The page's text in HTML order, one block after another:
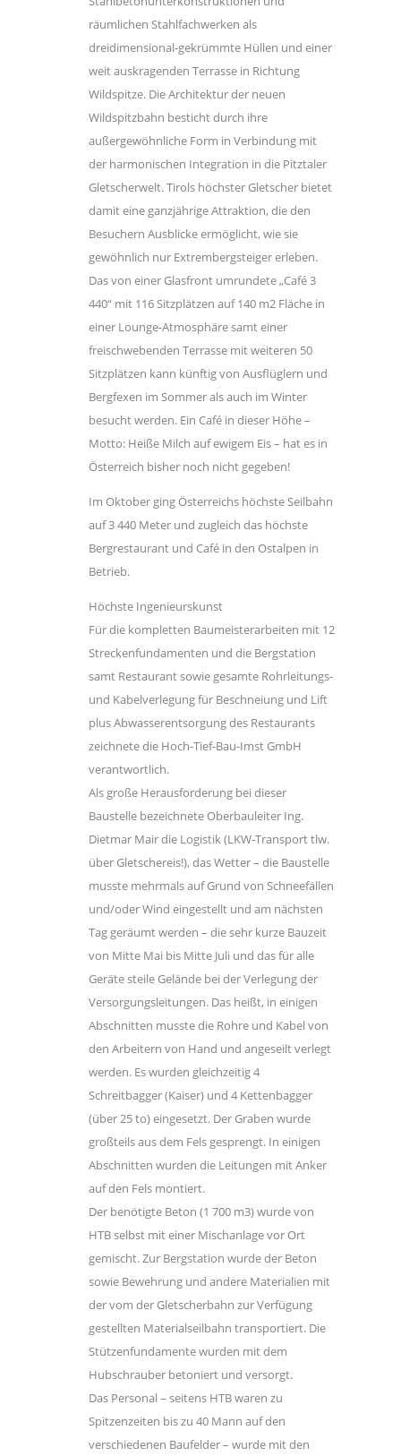
räumlichen Stahlfachwerken als
dreidimensional-gekrümmte Hüllen und einer
weit auskragenden Terrasse in Richtung
Wildspitze. Die Architektur der neuen
Wildspitzbahn besticht durch ihre
außergewöhnliche Form in Verbindung mit
der harmonischen Integration in die Pitztaler
Gletscherwelt. Tirols höchster Gletscher bietet
damit eine ganzjährige Attraktion, die den
Besuchern Ausblicke ermöglicht, wie sie
gewöhnlich nur Extrembergsteiger erleben.
Das von einer Glasfront umrundete „Café 3
440“ mit 116 Sitzplätzen auf 140 m2 Fläche in
einer Lounge-Atmosphäre samt einer
freischwebenden Terrasse mit weiteren 50
Sitzplätzen kann künftig von Ausflüglern und
Bergfexen im Sommer als auch im Winter
besucht werden. Ein Café in dieser Höhe –
Motto: Heiße Milch auf ewigem Eis – hat es in
Österreich bisher noch nicht gegeben!
Im Oktober ging Österreichs höchste Seilbahn
auf 3 440 Meter und zugleich das höchste
Bergrestaurant und Café in den Ostalpen in
Betrieb.
Höchste Ingenieurskunst
Für die kompletten Baumeisterarbeiten mit 12
Streckenfundamenten und die Bergstation
samt Restaurant sowie gesamte Rohrleitungs-
und Kabelverlegung für Beschneiung und Lift
plus Abwasserentsorgung des Restaurants
zeichnete die Hoch-Tief-Bau-Imst GmbH
verantwortlich.
Als große Herausforderung bei dieser
Baustelle bezeichnete Oberbauleiter Ing.
Dietmar Mair die Logistik (LKW-Transport tlw.
über Gletschereis!), das Wetter – die Baustelle
musste mehrmals auf Grund von Schneefällen
und/oder Wind eingestellt und am nächsten
Tag geräumt werden – die sehr kurze Bauzeit
von Mitte Mai bis Mitte Juli und das für alle
Geräte steile Gelände bei der Verlegung der
Versorgungsleitungen. Das heißt, in einigen
Abschnitten musste die Rohre und Kabel von
den Arbeitern von Hand und angeseilt verlegt
werden. Es wurden gleichzeitig 4
Schreitbagger (Kaiser) und 4 Kettenbagger
(über 25 to) eingesetzt. Der Graben wurde
großteils aus dem Fels gesprengt. In einigen
Abschnitten wurden die Leitungen mit Anker
auf den Fels montiert.
Der benötigte Beton (1 700 m3) wurde von
HTB selbst mit einer Mischanlage vor Ort
gemischt. Zur Bergstation wurde der Beton
sowie Bewehrung und andere Materialien mit
der vom der Gletscherbahn zur Verfügung
gestellten Materialseilbahn transportiert. Die
Stützenfundamente wurden mit dem
Hubschrauber betoniert und versorgt.
Das Personal – seitens HTB waren zu
Spitzenzeiten bis zu 40 Mann auf den
verschiedenen Baufelder – wurde mit den